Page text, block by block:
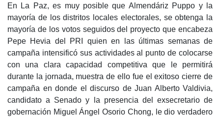
En La Paz, es muy posible que Almendáriz Puppo y la
mayoría de los distritos locales electorales, se obtenga la
mayoría de los votos seguidos del proyecto que encabeza
Pepe Hevia del PRI quien en las últimas semanas de
campaña intensificó sus actividades al punto de colocarse
con una clara capacidad competitiva que le permitirá
durante la jornada, muestra de ello fue el exitoso cierre de
campaña en donde el discurso de Juan Alberto Valdivia,
candidato a Senado y la presencia del exsecretario de
gobernación Miguel Ángel Osorio Chong, le dio verdadero